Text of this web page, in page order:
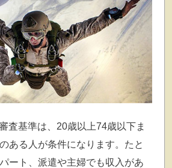
査基準は、20歳以上74歳以下ま
ある人が条件になります。たと
ート、派遣や主婦でも収入があ